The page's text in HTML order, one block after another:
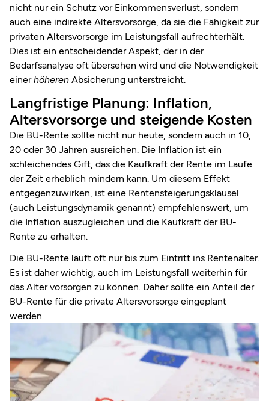
nicht nur ein Schutz vor Einkommensverlust, sondern
auch eine indirekte Altersvorsorge, da sie die Fähigkeit zur
privaten Altersvorsorge im Leistungsfall aufrechterhält.
Dies ist ein entscheidender Aspekt, der in der
Bedarfsanalyse oft übersehen wird und die Notwendigkeit
einerhöheren Absicherung unterstreicht.
Langfristige Planung: Inflation,
Altersvorsorge und steigende Kosten
Die BU-Rente sollte nicht nur heute, sondern auch in 10,
20 oder 30 Jahren ausreichen. Die Inflation ist ein
schleichendes Gift, das die Kaufkraft der Rente im Laufe
der Zeit erheblich mindern kann. Um diesem Effekt
entgegenzuwirken, ist eine Rentensteigerungsklausel
(auch Leistungsdynamik genannt) empfehlenswert, um
die Inflation auszugleichen und die Kaufkraft der BU-
Rente zu erhalten.
Die BU-Rente läuft oft nur bis zum Eintritt ins Rentenalter.
Es ist daher wichtig, auch im Leistungsfall weiterhin für
das Alter vorsorgen zu können. Daher sollte ein Anteil der
BU-Rente für die private Altersvorsorge eingeplant
werden.